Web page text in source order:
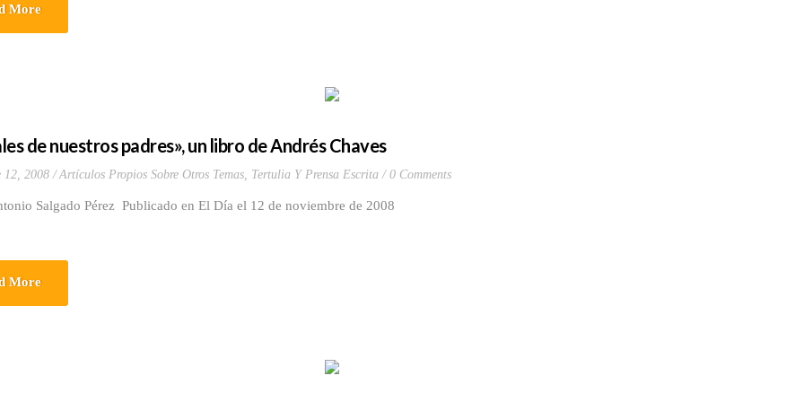
More
de nuestros padres», un libro de Andrés Chaves
12, 2008 Artículos Propios Sobre Otros Temas, Tertulia Y Prensa Escrita 0 Comments
Salgado Pérez Publicado en El Día el 12 de noviembre de 2008
More